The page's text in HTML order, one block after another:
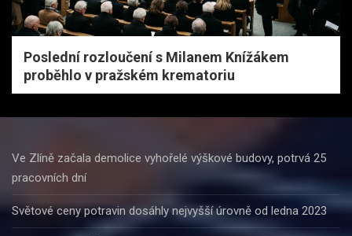
Poslední rozloučení s Milanem Knížákem
proběhlo v pražském krematoriu
Ve Zlíně začala demolice vyhořelé výškové budovy, potrvá 25
pracovních dní
Světové ceny potravin dosáhly nejvyšší úrovně od ledna 2023